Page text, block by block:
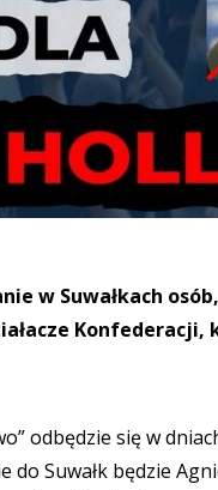
w Suwałkach
odbędzie się w
Suwałk będzie